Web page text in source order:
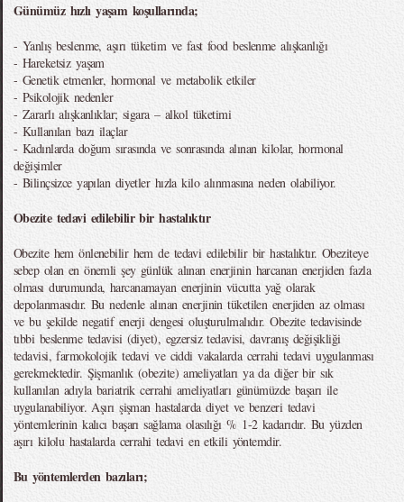
Günümüz hızlı yaşam koşullarında;
- Yanlış beslenme, aşırı tüketim ve fast food beslenme alışkanlığı
- Hareketsiz yaşam
- Genetik etmenler, hormonal ve metabolik etkiler
- Psikolojik nedenler
- Zararlı alışkanlıklar; sigara – alkol tüketimi
- Kullanılan bazı ilaçlar
- Kadınlarda doğum sırasında ve sonrasında alınan kilolar, hormonal
değişimler
- Bilinçsizce yapılan diyetler hızla kilo alınmasına neden olabiliyor.
Obezite tedavi edilebilir bir hastalıktır
Obezite hem önlenebilir hem de tedavi edilebilir bir hastalıktır. Obeziteye
sebep olan en önemli şey günlük alınan enerjinin harcanan enerjiden fazla
olması durumunda, harcanamayan enerjinin vücutta yağ olarak
depolanmasıdır. Bu nedenle alınan enerjinin tüketilen enerjiden az olması
ve bu şekilde negatif enerji dengesi oluşturulmalıdır. Obezite tedavisinde
tıbbi beslenme tedavisi (diyet), egzersiz tedavisi, davranış değişikliği
tedavisi, farmokolojik tedavi ve ciddi vakalarda cerrahi tedavi uygulanması
gerekmektedir. Şişmanlık (obezite) ameliyatları ya da diğer bir sık
kullanılan adıyla bariatrik cerrahi ameliyatları günümüzde başarı ile
uygulanabiliyor. Aşırı şişman hastalarda diyet ve benzeri tedavi
yöntemlerinin kalıcı başarı sağlama olasılığı % 1-2 kadarıdır. Bu yüzden
aşırı kilolu hastalarda cerrahi tedavi en etkili yöntemdir.
Bu yöntemlerden bazıları;